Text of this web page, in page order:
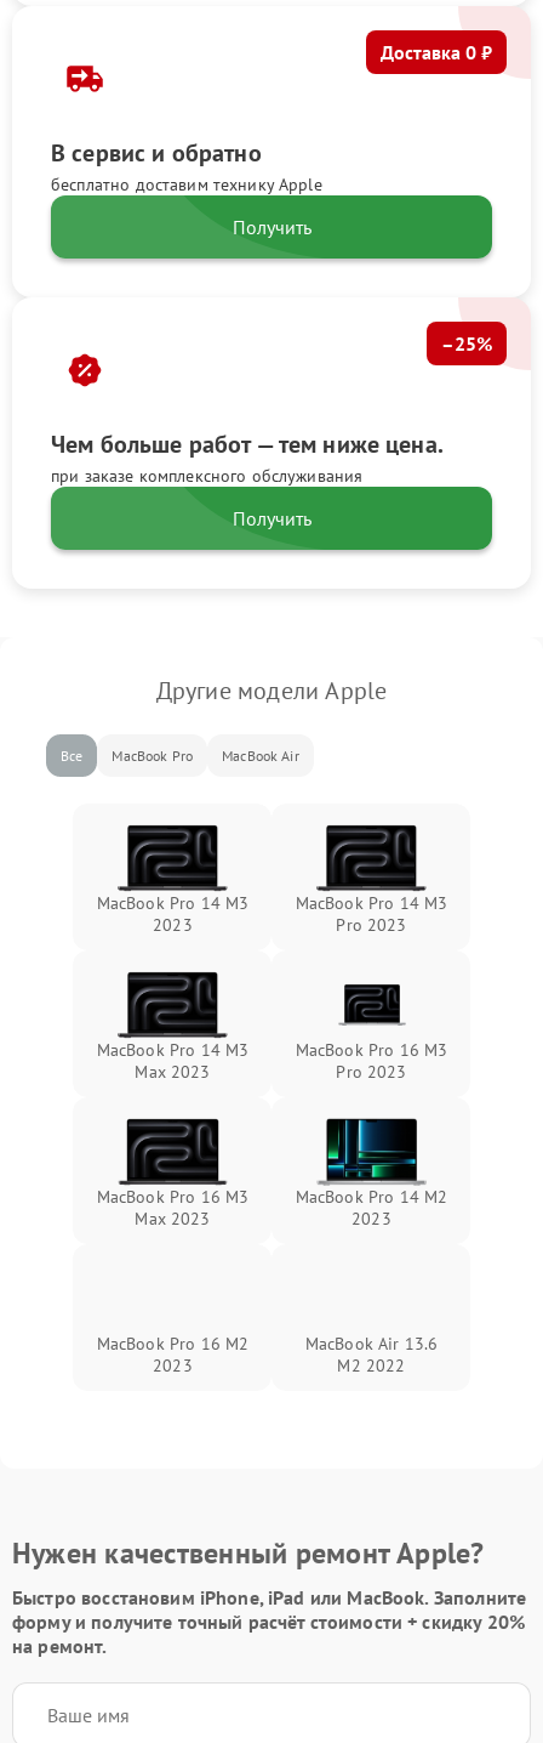
В сервис и обратно
бесплатно доставим технику Apple
Доставка 0 ₽
Получить
Чем больше работ — тем ниже цена.
при заказе комплексного обслуживания
–25%
Получить
Другие модели Apple
Все MacBook Pro MacBook Air
MacBook Pro 14 M3
2023
MacBook Pro 14 M3
Pro 2023
MacBook Pro 14 M3
Max 2023
MacBook Pro 16 M3
Pro 2023
MacBook Pro 16 M3
Max 2023
MacBook Pro 14 M2
2023
MacBook Pro 16 M2
2023
MacBook Air 13.6
M2 2022
Нужен качественный ремонт Apple?
Быстро восстановим iPhone, iPad или MacBook. Заполните
формуи получите точный расчёт стоимости +скидку 20%
на ремонт.